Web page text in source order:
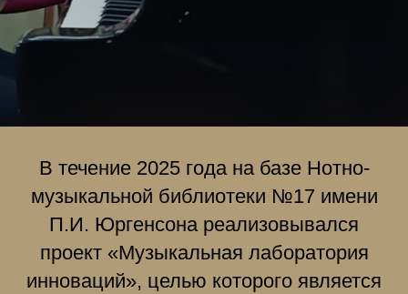
В течение 2025 года на базе Нотно-
музыкальной библиотеки №17 имени
П.И. Юргенсона реализовывался
проект «Музыкальная лаборатория
инноваций», целью которого является